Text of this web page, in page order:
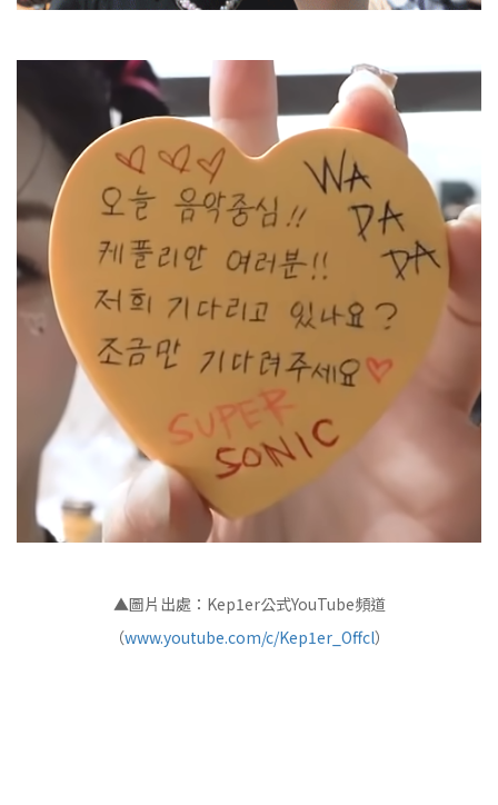
▲圖片出處：Kep1er公式YouTube頻道
（www.youtube.com/c/Kep1er_Offcl）